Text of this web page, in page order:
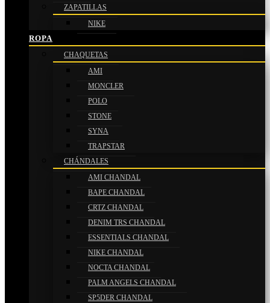
ZAPATILLAS
NIKE
ROPA
CHAQUETAS
AMI
MONCLER
POLO
STONE
SYNA
TRAPSTAR
CHÁNDALES
AMI CHANDAL
BAPE CHANDAL
CRTZ CHANDAL
DENIM TRS CHANDAL
ESSENTIALS CHANDAL
NIKE CHANDAL
NOCTA CHANDAL
PALM ANGELS CHANDAL
SP5DER CHANDAL